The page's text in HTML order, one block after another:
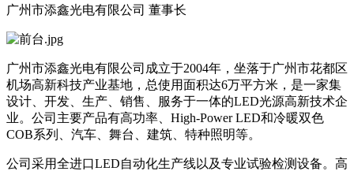
⼴州市添鑫光电有限公司 董事⻓
广州市添鑫光电有限公司成立于2004年，坐落于广州市花都区
机场高新科技产业基地，总使用面积达6万平方米，是一家集
设计、开发、生产、销售、服务于一体的LED光源高新技术企
业。公司主要产品有高功率、High-Power LED和冷暖双色
COB系列、汽车、舞台、建筑、特种照明等。
公司采用全进口LED自动化生产线以及专业试验检测设备。高